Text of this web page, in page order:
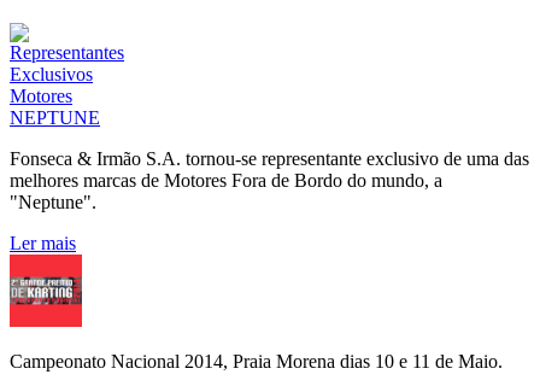
Fonseca & Irmão S.A. tornou-se representante exclusivo de uma das
melhores marcas de Motores Fora de Bordo do mundo, a
"Neptune".
Ler mais
Campeonato Nacional 2014, Praia Morena dias 10 e 11 de Maio.